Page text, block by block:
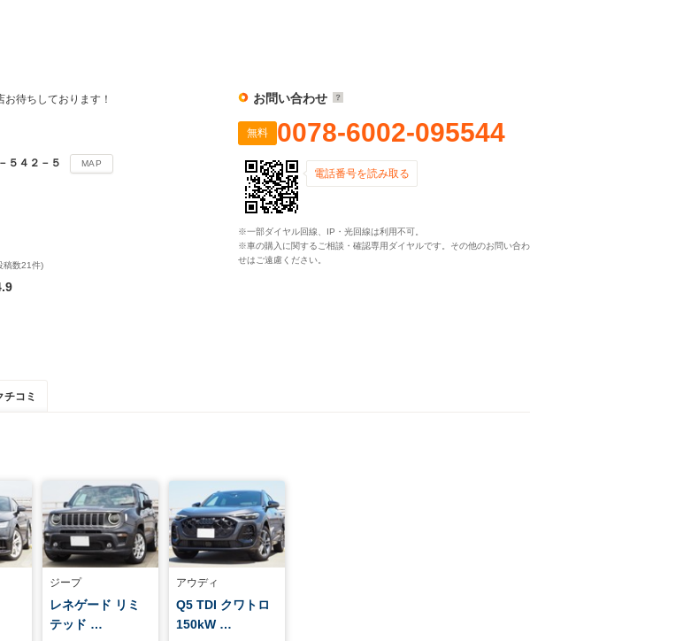
待ちしております！
５４２－５ MAP
稿数21件)
お問い合わせ
無料 0078-6002-095544
電話番号を読み取る
※一部ダイヤル回線、IP・光回線は利用不可。
※車の購入に関するご相談・確認専用ダイヤルです。その他のお問い合わ
せはご遠慮ください。
チコミ
ジープ
レネゲード リミ
テッド …
アウディ
Q5 TDI クワトロ
150kW …